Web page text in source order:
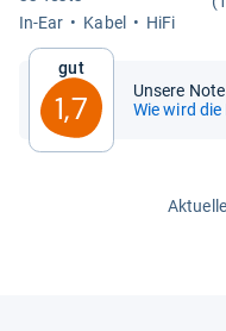
In-​Ear
Kabel HiFi
Gut
1,7
Unsere
Wie wird